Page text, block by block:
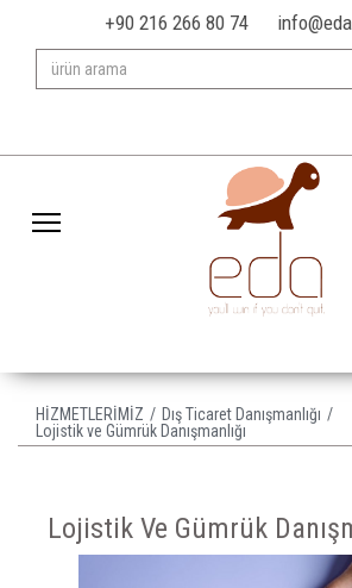
+90 216 266 80 74
Toggle main menu visibility
HİZMETLERİMİZ
Dış Ticaret Danışmanlığı
Lojistik ve Gümrük Danışmanlığı
Lojistik Ve Gümrük